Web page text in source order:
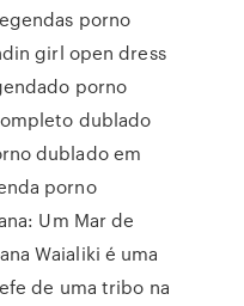
porno
girl open dress
porno
dublado
dublado em
porno
Um Mar de
Waialiki é uma
de uma tribo na